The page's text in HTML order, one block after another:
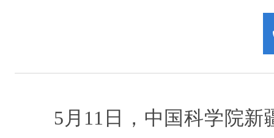
5月11日，中国科学院